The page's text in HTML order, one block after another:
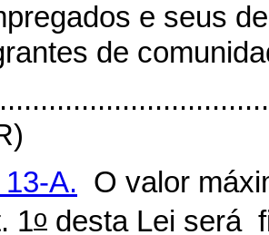
e seus
de
13-A. O valor
1o desta Lei será